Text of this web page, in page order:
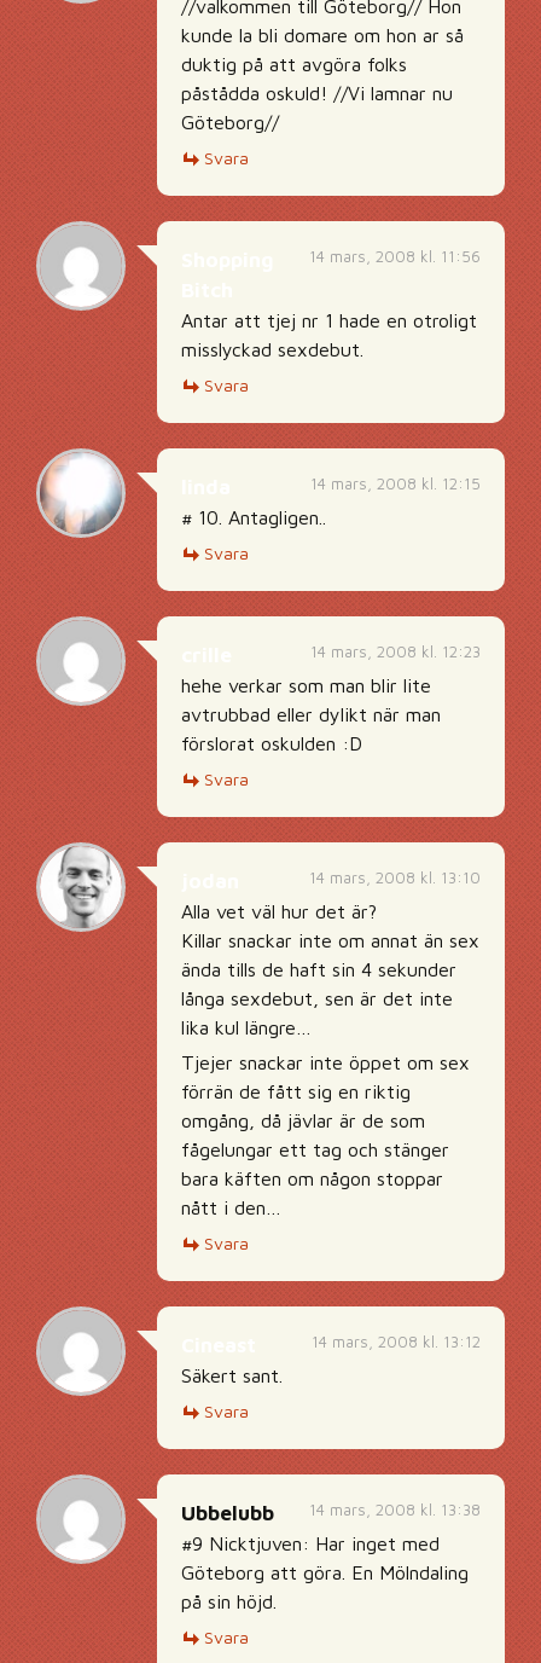
//valkommen till Göteborg// Hon
kunde la bli domare om hon ar så
duktig på att avgöra folks
påstådda oskuld! //Vi lamnar nu
Göteborg//
Svara
14 mars, 2008 kl. 11:56
Antar att tjej nr 1 hade en otroligt
misslyckad sexdebut.
Svara
14 mars, 2008 kl. 12:15
# 10. Antagligen..
Svara
14 mars, 2008 kl. 12:23
hehe verkar som man blir lite
avtrubbad eller dylikt när man
förslorat oskulden :D
Svara
14 mars, 2008 kl. 13:10
Alla vet väl hur det är?
Killar snackar inte om annat än sex
ända tills de haft sin 4 sekunder
långa sexdebut, sen är det inte
lika kul längre…
Tjejer snackar inte öppet om sex
förrän de fått sig en riktig
omgång, då jävlar är de som
fågelungar ett tag och stänger
bara käften om någon stoppar
nått i den…
Svara
14 mars, 2008 kl. 13:12
Säkert sant.
Svara
14 mars, 2008 kl. 13:38
Ubbelubb
#9 Nicktjuven: Har inget med
Göteborg att göra. En Mölndaling
på sin höjd.
Svara